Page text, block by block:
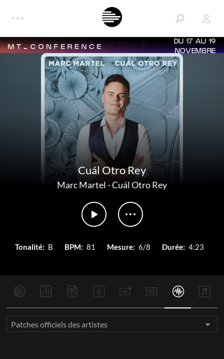
DU 17 AU 19
NOVEMBRE
Cuál Otro Rey
Marc Martel -Cuál Otro Rey
Tonalité: B BPM: 81 Mesure: 6/8 Durée: 4:23
Patches officiels des artistes